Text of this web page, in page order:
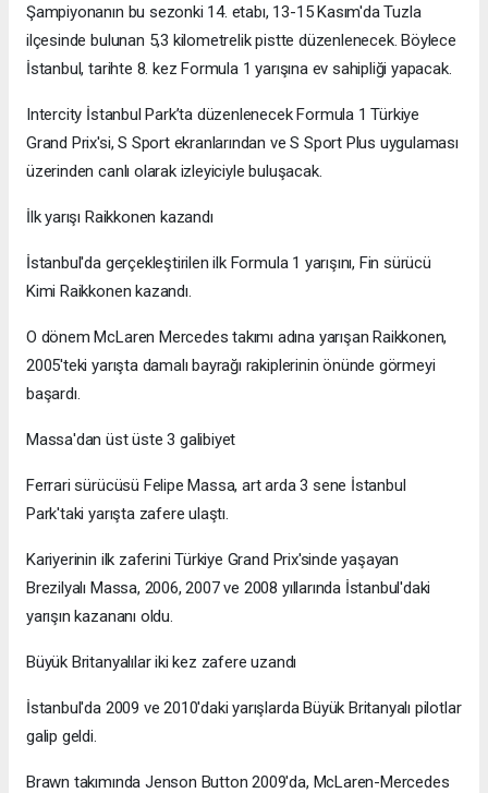
Şampiyonanın bu sezonki 14. etabı, 13-15 Kasım'da Tuzla
ilçesinde bulunan 5,3 kilometrelik pistte düzenlenecek. Böylece
İstanbul, tarihte 8. kez Formula 1 yarışına ev sahipliği yapacak.
Intercity İstanbul Park’ta düzenlenecek Formula 1 Türkiye
Grand Prix'si, S Sport ekranlarından ve S Sport Plus uygulaması
üzerinden canlı olarak izleyiciyle buluşacak.
İlk yarışı Raikkonen kazandı
İstanbul'da gerçekleştirilen ilk Formula 1 yarışını, Fin sürücü
Kimi Raikkonen kazandı.
O dönem McLaren Mercedes takımı adına yarışan Raikkonen,
2005'teki yarışta damalı bayrağı rakiplerinin önünde görmeyi
başardı.
Massa'dan üst üste 3 galibiyet
Ferrari sürücüsü Felipe Massa, art arda 3 sene İstanbul
Park'taki yarışta zafere ulaştı.
Kariyerinin ilk zaferini Türkiye Grand Prix'sinde yaşayan
Brezilyalı Massa, 2006, 2007 ve 2008 yıllarında İstanbul'daki
yarışın kazananı oldu.
Büyük Britanyalılar iki kez zafere uzandı
İstanbul'da 2009 ve 2010'daki yarışlarda Büyük Britanyalı pilotlar
galip geldi.
Brawn takımında Jenson Button 2009'da, McLaren-Mercedes